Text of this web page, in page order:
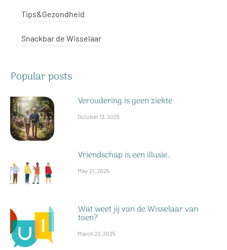
Tips&Gezondheid
Snackbar de Wisselaar
Popular posts
Veroudering is geen ziekte
October 13, 2025
Vriendschap is een illusie..
May 21, 2025
Wat weet jij van de Wisselaar van
toen?
March 22, 2025